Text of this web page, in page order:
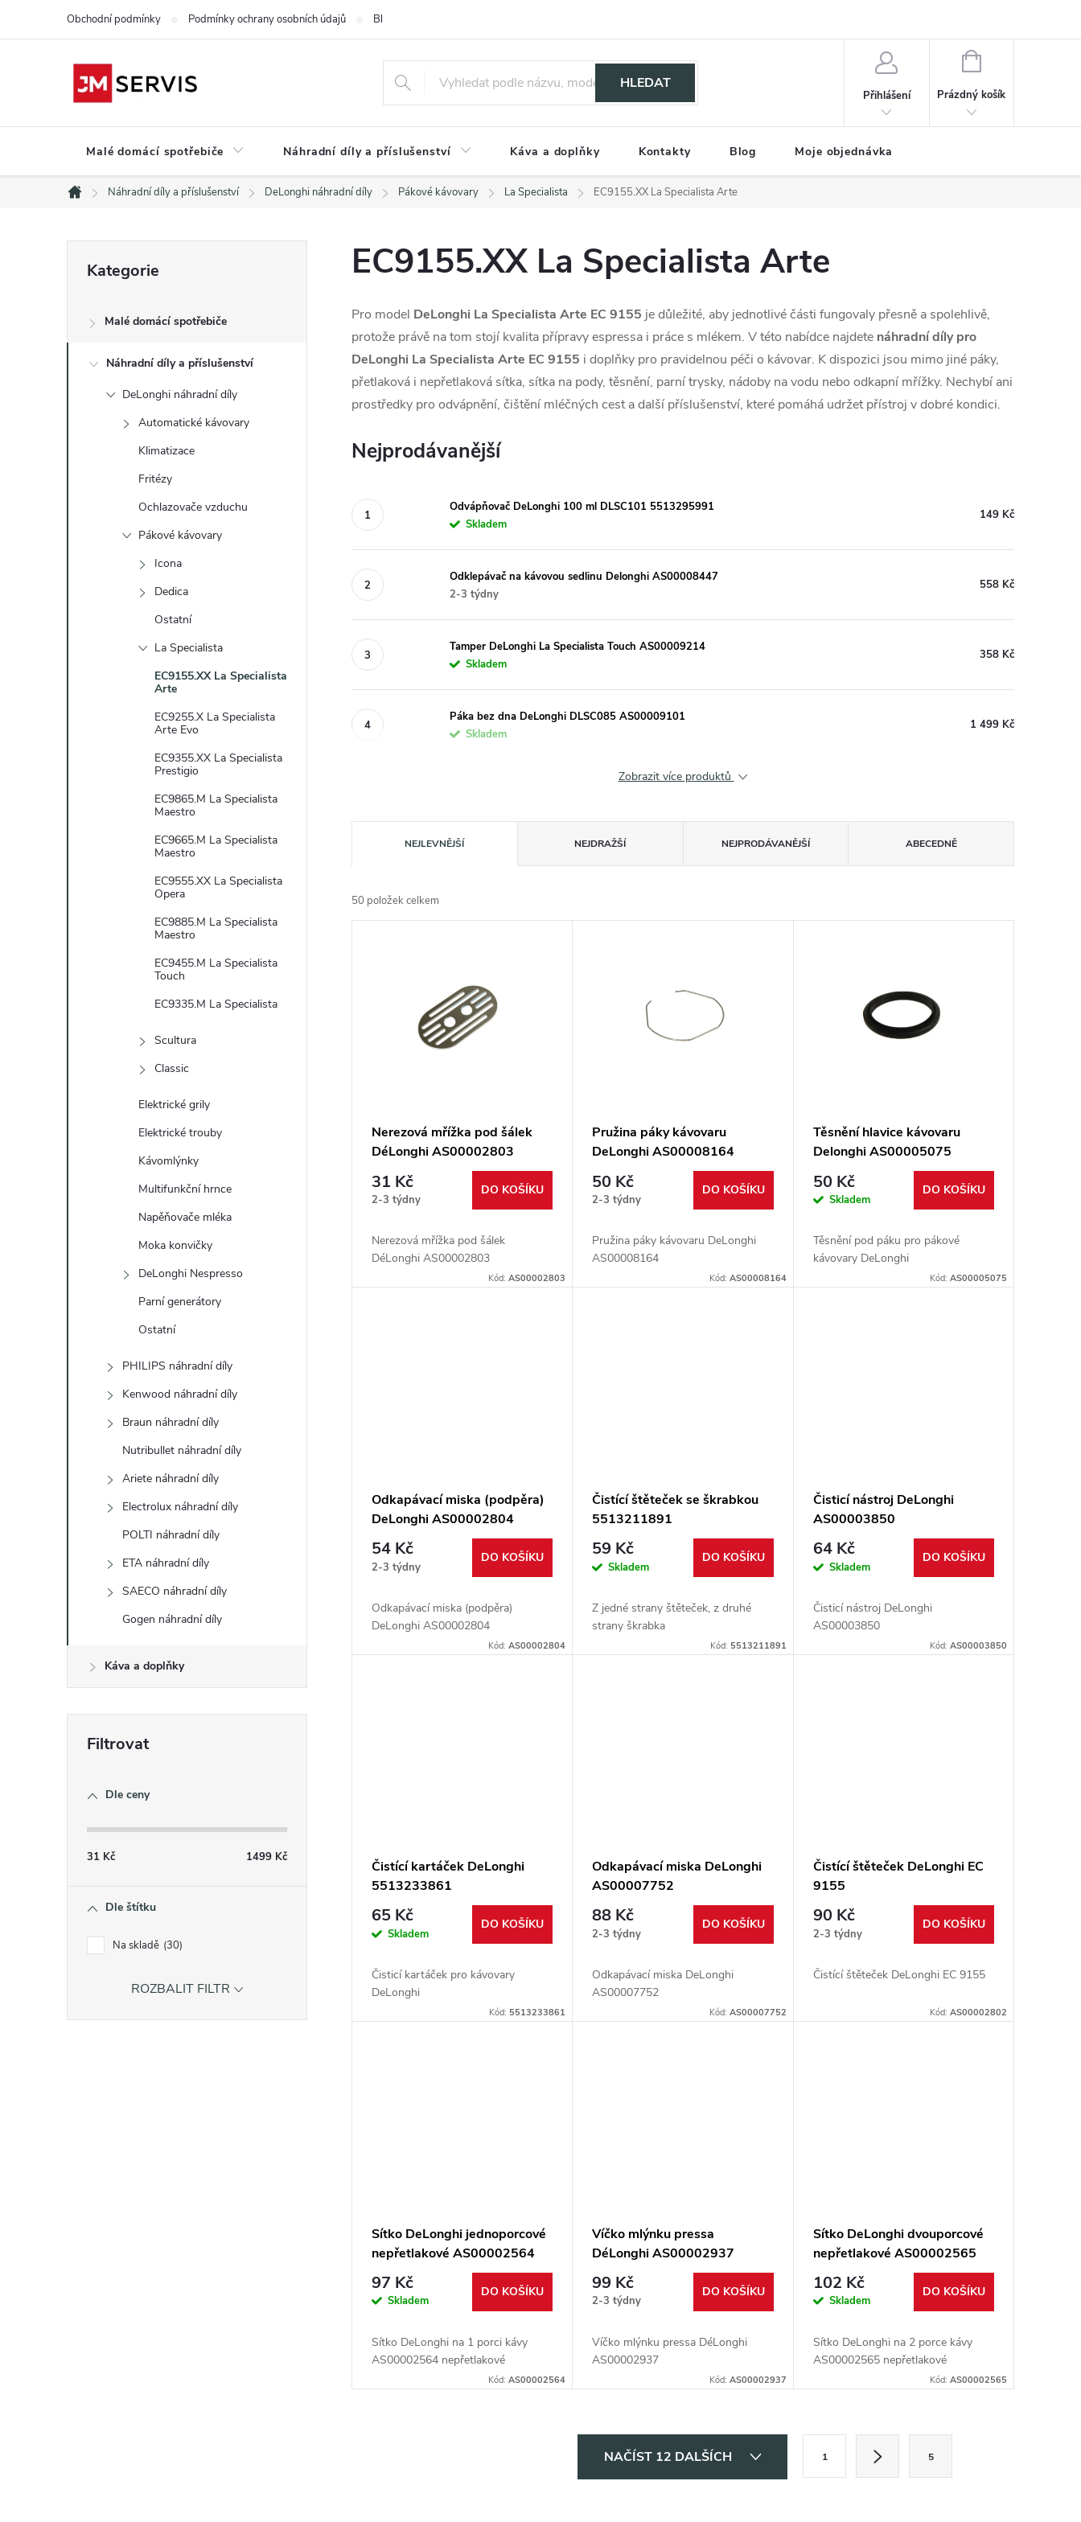
Obchodní podmínky Podmínky ochrany osobních údajů Blog
HLEDAT
Přihlášení
NÁKUPNÍ
Prázdný košík
Malé domácí spotřebiče Náhradní díly a příslušenství Káva a doplňky Kontakty Blog Moje objednávka
Domů
Náhradní díly a příslušenství DeLonghi náhradní díly Pákové kávovary La Specialista EC9155.XX La Specialista Arte
s
kategorie
Kategorie
Malé domácí spotřebiče
Náhradní díly a příslušenství
DeLonghi náhradní díly
Automatické kávovary
Klimatizace
Fritézy
Ochlazovače vzduchu
Pákové kávovary
Icona
Dedica
Ostatní
La Specialista
EC9155.XX La Specialista
Arte
EC9255.X La Specialista
Arte Evo
EC9355.XX La Specialista
Prestigio
EC9865.M La Specialista
Maestro
EC9665.M La Specialista
Maestro
EC9555.XX La Specialista
Opera
EC9885.M La Specialista
Maestro
EC9455.M La Specialista
Touch
EC9335.M La Specialista
Scultura
Classic
Elektrické grily
Elektrické trouby
Kávomlýnky
Multifunkční hrnce
Napěňovače mléka
Moka konvičky
DeLonghi Nespresso
Parní generátory
Ostatní
PHILIPS náhradní díly
Kenwood náhradní díly
Braun náhradní díly
Nutribullet náhradní díly
Ariete náhradní díly
Electrolux náhradní díly
POLTI náhradní díly
ETA náhradní díly
SAECO náhradní díly
Gogen náhradní díly
Káva a doplňky
Dle ceny
31 Kč 1499 Kč
Dle štítku
Na skladě 30
ROZBALIT FILTR
EC9155.XX La Specialista Arte
Pro model DeLonghi La Specialista Arte EC 9155 je důležité, aby jednotlivé části fungovaly přesně a spolehlivě,
protože právě na tom stojí kvalita přípravy espressa i práce s mlékem. V této nabídce najdete náhradní díly pro
DeLonghi La Specialista Arte EC 9155 i doplňky pro pravidelnou péči o kávovar. K dispozici jsou mimo jiné páky,
přetlaková i nepřetlaková sítka, sítka na pody, těsnění, parní trysky, nádoby na vodu nebo odkapní mřížky. Nechybí ani
prostředky pro odvápnění, čištění mléčných cest a další příslušenství, které pomáhá udržet přístroj v dobré kondici.
Nejprodávanější
Odvápňovač DeLonghi 100 ml DLSC101 5513295991
Skladem
149 Kč
Odklepávač na kávovou sedlinu Delonghi AS00008447
2-3 týdny
558 Kč
Tamper DeLonghi La Specialista Touch AS00009214
Skladem
358 Kč
Páka bez dna DeLonghi DLSC085 AS00009101
Skladem
1 499 Kč
Zobrazit více produktů
a
z
k
NEJLEVNĚJŠÍ NEJDRAŽŠÍ NEJPRODÁVANĚJŠÍ ABECEDNĚ
50 položek celkem
u
Nerezová mřížka pod šálek
DéLonghi AS00002803
31 Kč
2-3 týdny
DO KOŠÍKU
Nerezová mřížka pod šálek
DéLonghi AS00002803
Kód:AS00002803
Pružina páky kávovaru
DeLonghi AS00008164
50 Kč
2-3 týdny
DO KOŠÍKU
Pružina páky kávovaru DeLonghi
AS00008164
Kód: AS00008164
Těsnění hlavice kávovaru
Delonghi AS00005075
50 Kč
Skladem
DO KOŠÍKU
Těsnění pod páku pro pákové
kávovary DeLonghi
Kód: AS00005075
Odkapávací miska (podpěra)
DeLonghi AS00002804
54 Kč
2-3 týdny
DO KOŠÍKU
Odkapávací miska (podpěra)
DeLonghi AS00002804
Kód:AS00002804
Čistící štěteček se škrabkou
5513211891
59 Kč
Skladem
DO KOŠÍKU
Z jedné strany štěteček, z druhé
strany škrabka
Kód: 5513211891
Čisticí nástroj DeLonghi
AS00003850
64 Kč
Skladem
DO KOŠÍKU
Čisticí nástroj DeLonghi
AS00003850
Kód: AS00003850
Čistící kartáček DeLonghi
5513233861
65 Kč
Skladem
DO KOŠÍKU
Čisticí kartáček pro kávovary
DeLonghi
Kód: 5513233861
Odkapávací miska DeLonghi
AS00007752
88 Kč
2-3 týdny
DO KOŠÍKU
Odkapávací miska DeLonghi
AS00007752
Kód: AS00007752
Čistící štěteček DeLonghi EC
9155
90 Kč
2-3 týdny
DO KOŠÍKU
Čistící štěteček DeLonghi EC 9155
Kód: AS00002802
Sítko DeLonghi jednoporcové
nepřetlakové AS00002564
97 Kč
Skladem
DO KOŠÍKU
Sítko DeLonghi na 1 porci kávy
AS00002564 nepřetlakové
Kód:AS00002564
Víčko mlýnku pressa
DéLonghi AS00002937
99 Kč
2-3 týdny
DO KOŠÍKU
Víčko mlýnku pressa DéLonghi
AS00002937
Kód: AS00002937
Sítko DeLonghi dvouporcové
nepřetlakové AS00002565
102 Kč
Skladem
DO KOŠÍKU
Sítko DeLonghi na 2 porce kávy
AS00002565 nepřetlakové
Kód: AS00002565
NAČÍST 12 DALŠÍCH 1 5